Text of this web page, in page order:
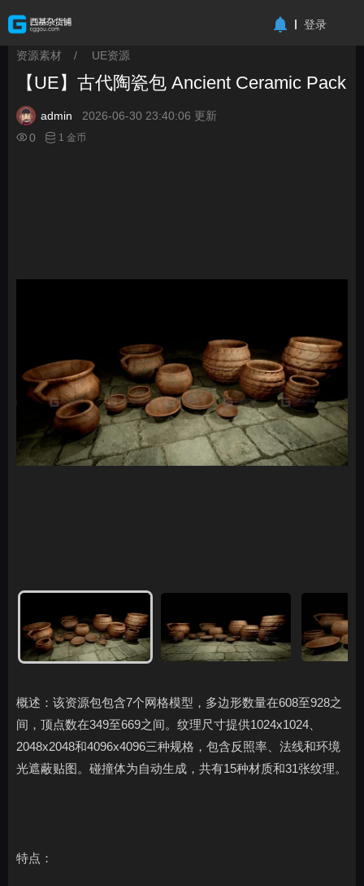
登录
资源素材 / UE资源
【UE】古代陶瓷包 Ancient Ceramic Pack
admin
2026-06-30 23:40:06 更新
0
1 金币
概述：该资源包包含7个网格模型，多边形数量在608至928之
间，顶点数在349至669之间。纹理尺寸提供1024x1024、
2048x2048和4096x4096三种规格，包含反照率、法线和环境
光遮蔽贴图。碰撞体为自动生成，共有15种材质和31张纹理。
特点：